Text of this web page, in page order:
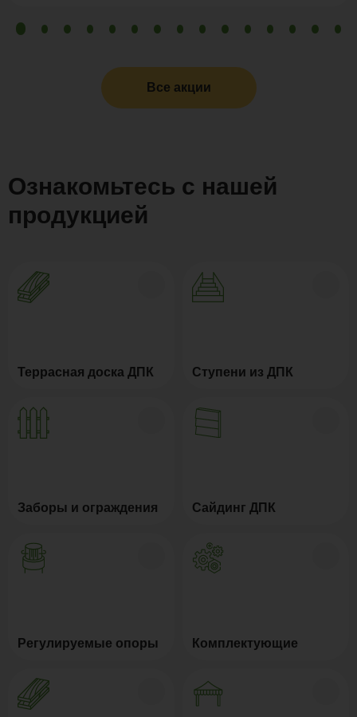
Все акции
Ознакомьтесь с нашей
продукцией
Террасная доска ДПК Ступени из ДПК
Заборы и ограждения Сайдинг ДПК
Регулируемые опоры Комплектующие